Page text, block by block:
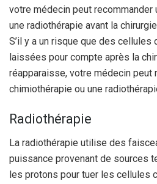
votre médecin peut recommander
une radiothérapie avant la
S’il y a un risque que des
laissées pour compte après la
réapparaisse, votre médecin peut
chimiothérapie ou une
Radiothérapie
La radiothérapie utilise des
puissance provenant de sources
les protons pour tuer les cellules